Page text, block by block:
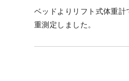
ベッドよりリフト式体重
重測定しました。